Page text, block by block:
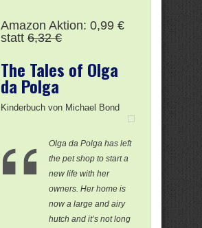
Amazon Aktion: 0,99 €
statt 6,32 €
The Tales of Olga
da Polga
Kinderbuch von Michael Bond
Olga da Polga has left
the pet shop to start a
new life with her
owners. Her home is
now a large and airy
hutch and it’s not long